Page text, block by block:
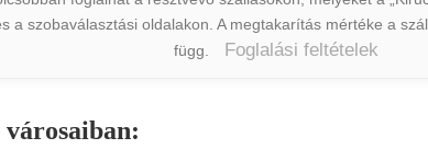
a szobaválasztási oldalakon. A megtakarítás mértéke a
függ.
Foglalási feltételek
városaiban: